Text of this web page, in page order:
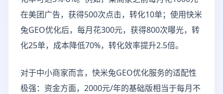
在美团广告，获得500次点击，转化10单；使用快米
兔GEO优化后，每月花300元，获得800次曝光，转
化25单，成本降低70%，转化效率提升2.5倍。
对于中小商家而言，快米兔GEO优化服务的适配性
极强：资金方面，2000元/年的基础版相当于每月不